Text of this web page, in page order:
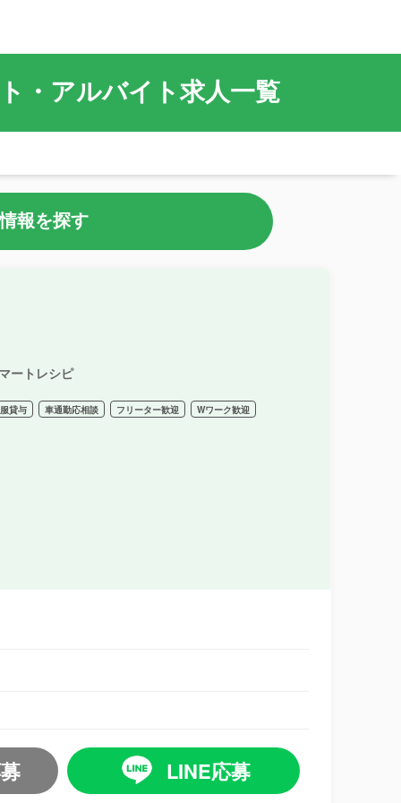
・アルバイト求人一覧
報を探す
ートレシピ
貸与 車通勤応相談 フリーター歓迎 Wワーク歓迎
LINE応募